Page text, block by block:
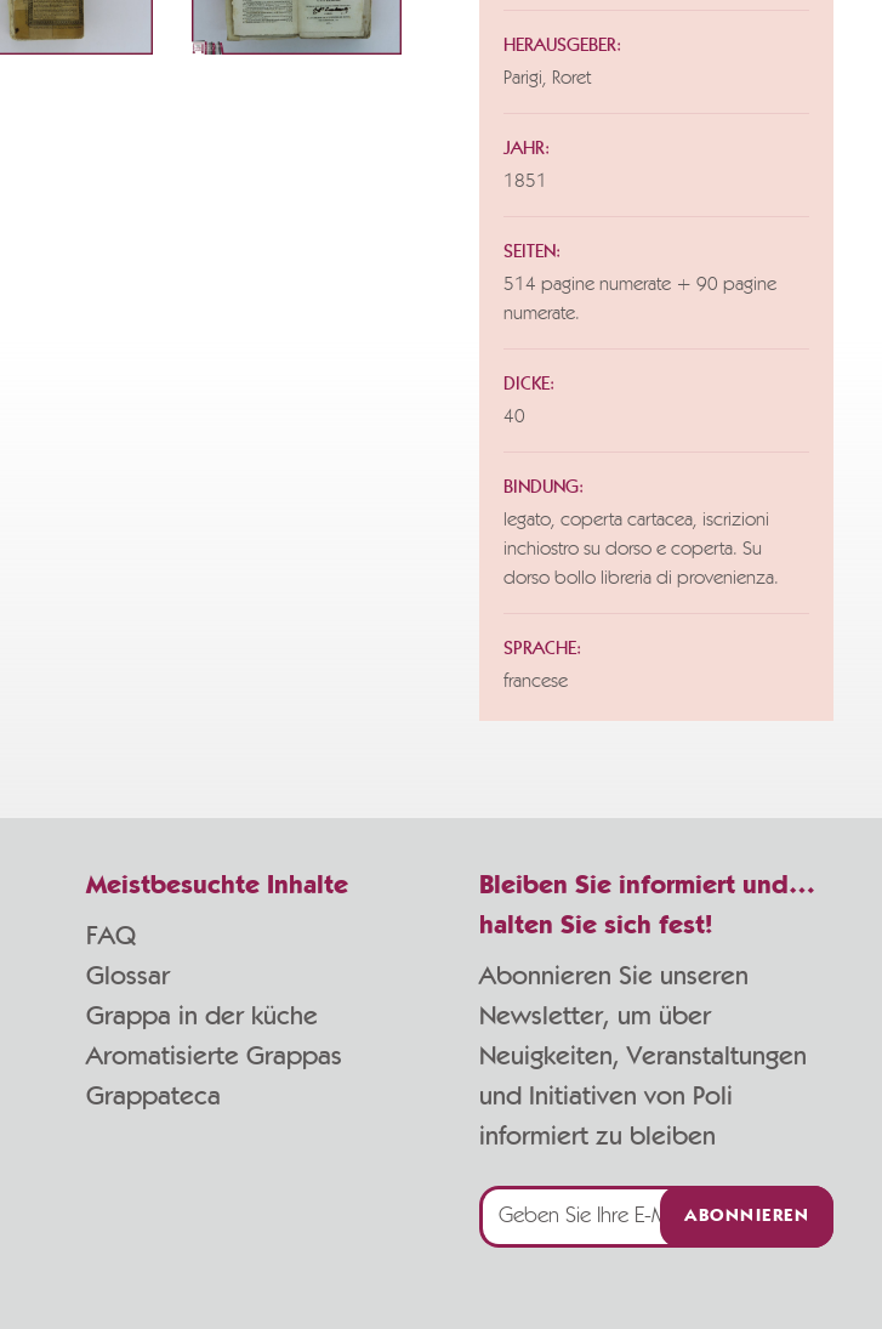
HERAUSGEBER:
Parigi, Roret
JAHR:
1851
SEITEN:
514 pagine numerate + 90 pagine
numerate.
DICKE:
40
BINDUNG:
legato, coperta cartacea, iscrizioni
inchiostro su dorso e coperta. Su
dorso bollo libreria di provenienza.
SPRACHE:
francese
Bleiben Sie informiert und…
halten Sie sich fest!
Abonnieren Sie unseren
Newsletter, um über
Neuigkeiten, Veranstaltungen
und Initiativen von Poli
informiert zu bleiben
ABONNIEREN
Meistbesuchte Inhalte
FAQ
Glossar
Grappa in der küche
Aromatisierte Grappas
Grappateca